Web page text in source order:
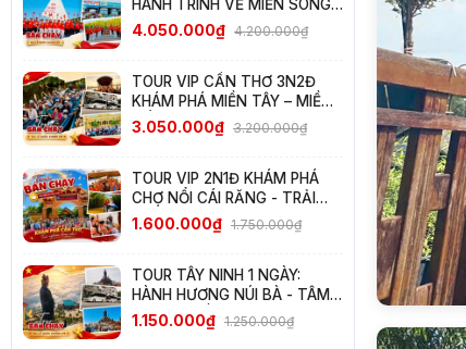
HÀNH TRÌNH VỀ MIỀN SÔNG
NƯỚC – TRỌN VẸN HƯƠNG
SẮC TÂY NAM BỘ
4.050.000₫ 4.200.000₫
TOUR VIP CẦN THƠ 3N2Đ
KHÁM PHÁ MIỀN TÂY – MIỀN
ĐẤT HẠNH PHÚC & TRÁI
3.050.000₫ 3.200.000₫
TOUR VIP 2N1Đ KHÁM PHÁ
CHỢ NỔI CÁI RĂNG - TRẢI
NGHIỆM TÂY ĐÔ ĐẬM ĐÀ
1.600.000₫ 1.750.000₫
TOUR TÂY NINH 1 NGÀY:
HÀNH HƯƠNG NÚI BÀ - TÂM
AN LỘC ĐẾN - CHINH PHỤC
NÓC NHÀ NAM BỘ
1.150.000₫ 1.250.000₫